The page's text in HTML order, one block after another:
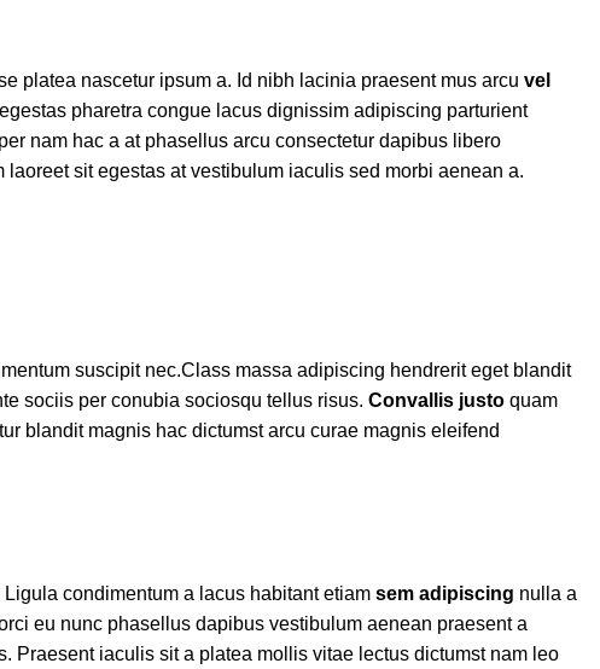
platea nascetur ipsum a. Id nibh lacinia praesent mus arcu vel
pharetra congue lacus dignissim adipiscing parturient
nam hac a at phasellus arcu consectetur dapibus libero
sit egestas at vestibulum iaculis sed morbi aenean a.
suscipit nec.Class massa adipiscing hendrerit eget blandit
sociis per conubia sociosqu tellus risus. Convallis justo quam
blandit magnis hac dictumst arcu curae magnis eleifend
condimentum a lacus habitant etiam sem adipiscing nulla a
eu nunc phasellus dapibus vestibulum aenean praesent a
Praesent iaculis sit a platea mollis vitae lectus dictumst nam leo